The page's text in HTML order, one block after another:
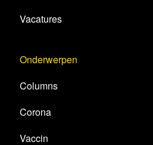
Vacatures
Onderwerpen
Columns
Corona
Vaccin